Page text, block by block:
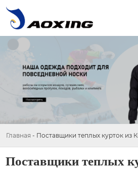
Главная - Поставщики теплых курток из
Поставщики теплых